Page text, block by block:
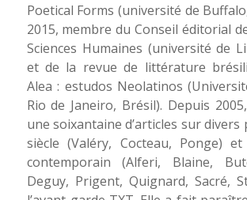
Poetical Forms (université de
2015, membre du Conseil éditorial
Sciences Humaines (université de
et de la revue de littérature
Alea : estudos Neolatinos
Rio de Janeiro, Brésil). Depuis
une soixantaine d’articles sur divers
siècle (Valéry, Cocteau, Ponge) et
contemporain (Alferi, Blaine,
Deguy, Prigent, Quignard, Sacré,